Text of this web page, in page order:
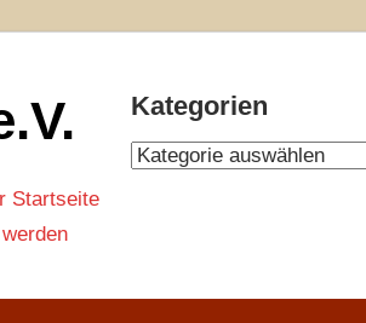
Kategorien
Kategorien
Startseite